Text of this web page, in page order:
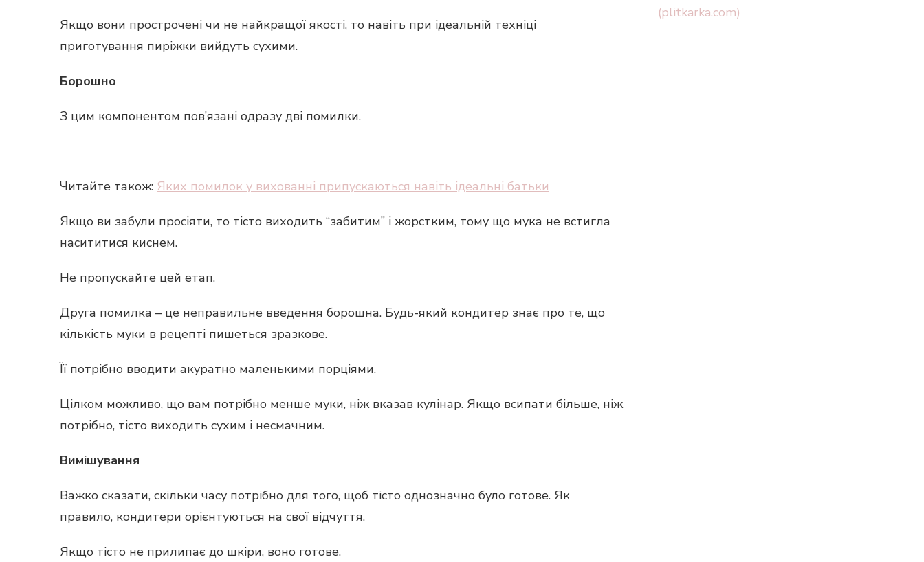
Якщо вони прострочені чи не найкращої якості, то навіть при ідеальній техніці
приготування пиріжки вийдуть сухими.
Борошно
З цим компонентом пов’язані одразу дві помилки.
Читайте також: Яких помилок у вихованні припускаються навіть ідеальні батьки
Якщо ви забули просіяти, то тісто виходить “забитим” і жорстким, тому що мука не встигла
насититися киснем.
Не пропускайте цей етап.
Друга помилка – це неправильне введення борошна. Будь-який кондитер знає про те, що
кількість муки в рецепті пишеться зразкове.
Її потрібно вводити акуратно маленькими порціями.
Цілком можливо, що вам потрібно менше муки, ніж вказав кулінар. Якщо всипати більше, ніж
потрібно, тісто виходить сухим і несмачним.
Вимішування
Важко сказати, скільки часу потрібно для того, щоб тісто однозначно було готове. Як
правило, кондитери орієнтуються на свої відчуття.
Якщо тісто не прилипає до шкіри, воно готове.
(plitkarka.com)